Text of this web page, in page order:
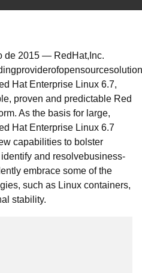
de 2015 — Red Hat, Inc.
providerofopensource
Hat Enterprise Linux 6.7,
proven and predictable Red
As the basis for large,
Hat Enterprise Linux 6.7
capabilities to bolster
identify and resolvebusiness-
embrace some ofthe
such as Linux containers,
stability.